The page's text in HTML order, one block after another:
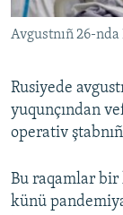
Українською
Avgustnıñ 26-
Rusiyede
yuqunçından
operativ
Bu raqamlar bir
künü